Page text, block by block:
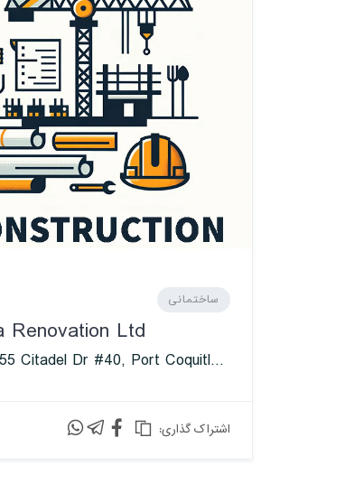
ساختمانی
Renovation Ltd
1, 1355 Citadel Dr #40, Port Coquitlam, BC V3C 5X6, Canada
:اشتراک گذاری